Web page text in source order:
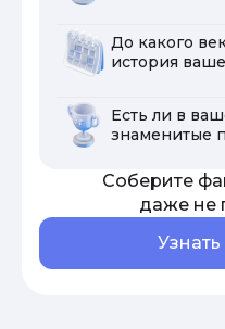
До какого
история
Есть ли в
знаменитые
Соберите
даже не